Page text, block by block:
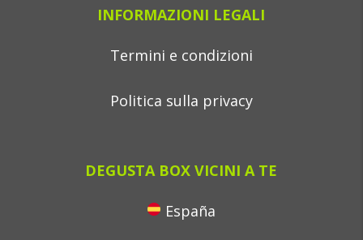
INFORMAZIONI LEGALI
Termini e condizioni
Politica sulla privacy
DEGUSTA BOX VICINI A TE
España